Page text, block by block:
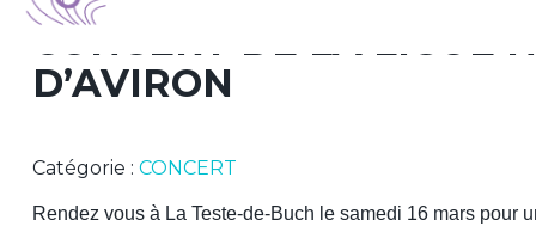
CONCERT DE LA LIGUE
D’AVIRON
Catégorie :CONCERT
Rendez vous à La Teste-de-Buch le samedi 16 mars pour